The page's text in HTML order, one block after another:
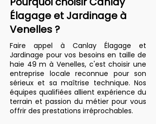
Élagage et Jardinage à
Venelles ?
Faire appel à Canlay Élagage et
Jardinage pour vos besoins en taille de
haie 49 m à Venelles, c'est choisir une
entreprise locale reconnue pour son
sérieux et sa maîtrise technique. Nos
équipes qualifiées allient expérience du
terrain et passion du métier pour vous
offrir des prestations irréprochables.